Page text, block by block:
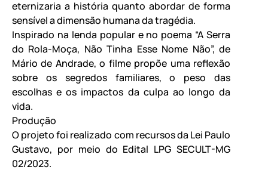
eternizaria a história quanto abordar de forma
sensível a dimensão humana da tragédia.
Inspirado na lenda popular e no poema “A Serra
do Rola-Moça, Não Tinha Esse Nome Não”, de
Mário de Andrade, o filme propõe uma reflexão
sobre os segredos familiares, o peso das
escolhas e os impactos da culpa ao longo da
vida.
Produção
O projeto foi realizado com recursos da Lei Paulo
Gustavo, por meio do Edital LPG SECULT-MG
02/2023.